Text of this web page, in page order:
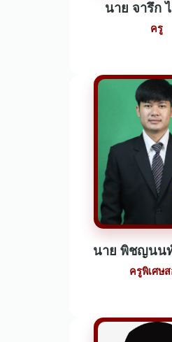
นาย จารึก
ครู
นาย พิชญนนท์
ครูพิเศษ